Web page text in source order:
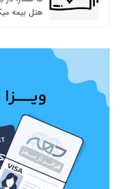
هتل بیمه